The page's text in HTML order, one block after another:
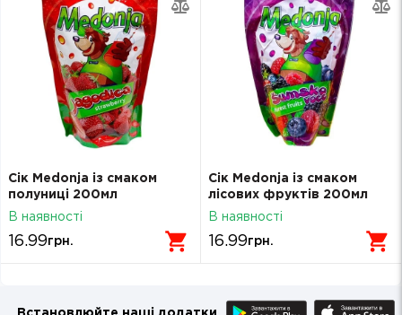
Сік Medonja із смаком
полуниці 200мл
В наявності
16.99грн.
Сік Medonja із смаком
лісових фруктів 200мл
В наявності
16.99грн.